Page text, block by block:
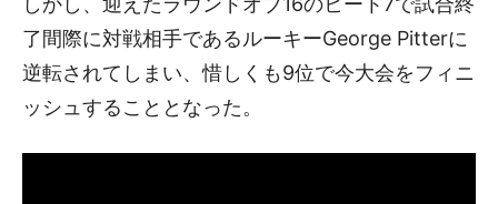
了間際に対戦相手であるルーキーGeorge Pitterに
逆転されてしまい、惜しくも9位で今大会をフィニ
ッシュすることとなった。